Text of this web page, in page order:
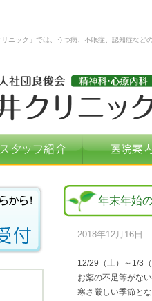
ニック」では、うつ病、不眠症、認知症な
年末年始
2018年12月16日
12/29（土）～1/3
お薬の不足等がな
寒さ厳しい季節と